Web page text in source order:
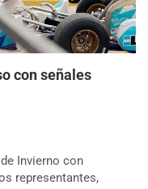
con señales
Invierno con
representantes,